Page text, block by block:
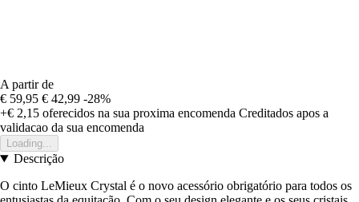
A partir de
€ 59,95 € 42,99 -28%
+€ 2,15 oferecidos na sua proxima encomenda Creditados apos a
validacao da sua encomenda
Loading...
Descrição
O cinto LeMieux Crystal é o novo acessório obrigatório para todos os